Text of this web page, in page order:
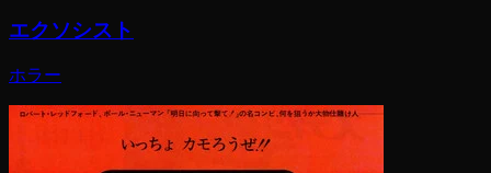
エクソシスト
ホラー